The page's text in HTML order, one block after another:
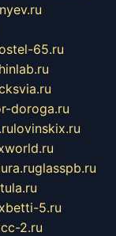
65.ru
doroga.ru
lovinskix.ru
glasspb.ru
5.ru
2.ru